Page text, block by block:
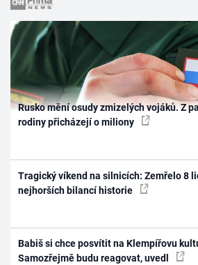
Rusko mění osudy zmizelých vojáků. Z
rodiny přicházejí o miliony
Tragický víkend na silnicích: Zemřelo 8
nejhorších bilancí historie
Babiš si chce posvítit na Klempířovu
Samozřejmě budu reagovat, uvedl